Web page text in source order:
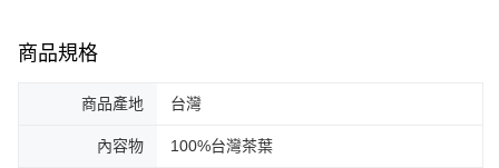
商品規格
商品產地 台灣
內容物 100%台灣茶葉